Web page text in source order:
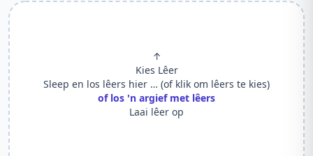
↑
Kies Lêer
Sleep en los lêers hier … (of klik om lêers te kies)
of los 'n argief met lêers
Laai lêer op